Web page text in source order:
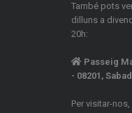
També pots
dilluns a
20h:
Passeig
- 08201,
Per visitar-